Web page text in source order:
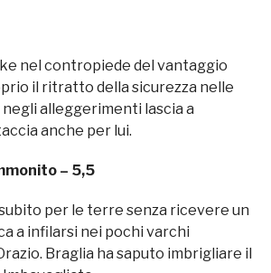
nel contropiede del vantaggio
il ritratto della sicurezza nelle
alleggerimenti lascia a
anche per lui.
– 5,5
per le terre senza ricevere un
a infilarsi nei pochi varchi
Braglia ha saputo imbrigliare il